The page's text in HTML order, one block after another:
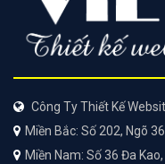
Công Ty Thiết Kế
Miền Bắc: Số 202, Ngõ
Miền Nam: Số 36 Đa